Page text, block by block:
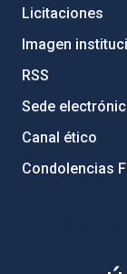
Licitaciones
Imagen
RSS
Sede
Canal ético
Condolencias